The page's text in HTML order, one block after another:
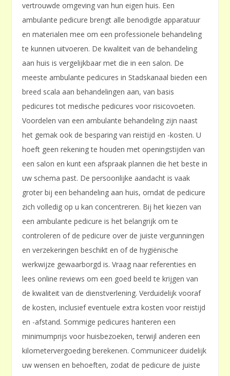
vertrouwde omgeving van hun eigen huis. Een
ambulante pedicure brengt alle benodigde apparatuur
en materialen mee om een professionele behandeling
te kunnen uitvoeren. De kwaliteit van de behandeling
aan huis is vergelijkbaar met die in een salon. De
meeste ambulante pedicures in Stadskanaal bieden een
breed scala aan behandelingen aan, van basis
pedicures tot medische pedicures voor risicovoeten.
Voordelen van een ambulante behandeling zijn naast
het gemak ook de besparing van reistijd en -kosten. U
hoeft geen rekening te houden met openingstijden van
een salon en kunt een afspraak plannen die het beste in
uw schema past. De persoonlijke aandacht is vaak
groter bij een behandeling aan huis, omdat de pedicure
zich volledig op u kan concentreren. Bij het kiezen van
een ambulante pedicure is het belangrijk om te
controleren of de pedicure over de juiste vergunningen
en verzekeringen beschikt en of de hygiënische
werkwijze gewaarborgd is. Vraag naar referenties en
lees online reviews om een goed beeld te krijgen van
de kwaliteit van de dienstverlening. Verduidelijk vooraf
de kosten, inclusief eventuele extra kosten voor reistijd
en -afstand. Sommige pedicures hanteren een
minimumprijs voor huisbezoeken, terwijl anderen een
kilometervergoeding berekenen. Communiceer duidelijk
uw wensen en behoeften, zodat de pedicure de juiste